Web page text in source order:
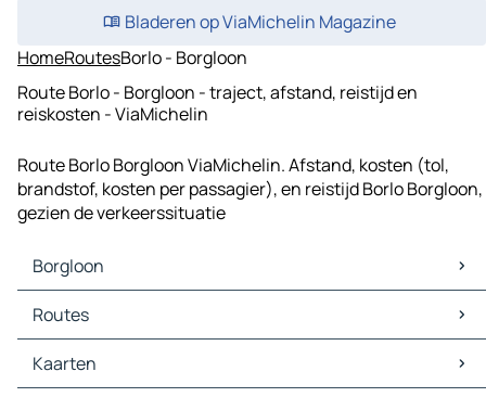
Bladeren op ViaMichelin Magazine
HomeRoutesBorlo - Borgloon
Route Borlo - Borgloon - traject, afstand, reistijd en
reiskosten - ViaMichelin
Route Borlo Borgloon ViaMichelin. Afstand, kosten (tol,
brandstof, kosten per passagier), en reistijd Borlo Borgloon,
gezien de verkeerssituatie
Borgloon
Borgloon Kaarten
Borgloon Verkeer
Borgloon Hotels
Borgloon Restaurants
Routes
Routes Borgloon - Hasselt
Routes Borgloon - Tongeren-Borgloon
Kaarten